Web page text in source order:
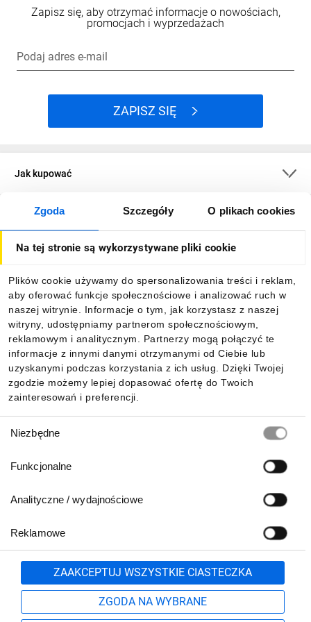
Zgoda Szczegóły O plikach cookies
Na tej stronie są wykorzystywane pliki cookie
Plików cookie używamy do spersonalizowania treści i reklam,
aby oferować funkcje społecznościowe i analizować ruch w
naszej witrynie. Informacje o tym, jak korzystasz z naszej
witryny, udostępniamy partnerom społecznościowym,
reklamowym i analitycznym. Partnerzy mogą połączyć te
informacje z innymi danymi otrzymanymi od Ciebie lub
uzyskanymi podczas korzystania z ich usług. Dzięki Twojej
zgodzie możemy lepiej dopasować ofertę do Twoich
zainteresowań i preferencji.
zgody
Niezbędne
Funkcjonalne
Analityczne / wydajnościowe
Reklamowe
ZAAKCEPTUJ WSZYSTKIE CIASTECZKA
ZGODA NA WYBRANE
Zapisz się, aby otrzymać informacje o nowościach,
promocjach i wyprzedażach
Podaj adres e-mail
ZAPISZ SIĘ
Jak kupować
O firmie
Informacje
Pobierz naszą aplikację mobilną:
801 500 700 lub
71 37 61 600
Formularz kontaktowy